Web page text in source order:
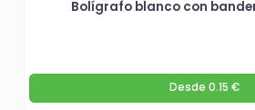
Bolígrafo blanco con
Desde 0.15 €